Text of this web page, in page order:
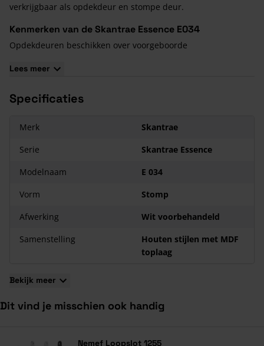
verkrijgbaar als opdekdeur en stompe deur.
Kenmerken van de Skantrae Essence E034
Opdekdeuren beschikken over voorgeboorde
Alle deuren hebben voorgeboorde Nemef 1200/1300 slotgat
Op deze deur zit zeven jaar garantie
Lees meer
Specificaties
Merk
Skantrae
Serie
Skantrae Essence
Modelnaam
E 034
Vorm
Stomp
Afwerking
Wit voorbehandeld
Samenstelling
Houten stijlen met MDF
toplaag
Bekijk meer
Dit vind je misschien ook handig
Nemef Loopslot 1255